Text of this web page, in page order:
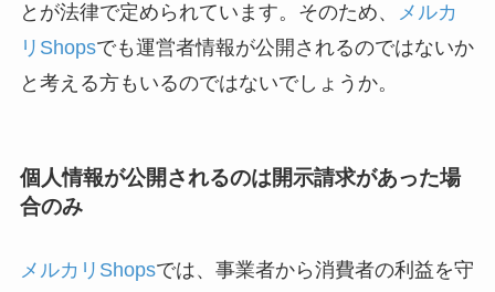
とが法律で定められています。そのため、
メルカ
リShopsでも運営者情報が公開されるのではないか
と考える方もいるのではないでしょうか。
個人情報が公開されるのは開示請求があった場
合のみ
メルカリShopsでは、事業者から消費者の利益を守